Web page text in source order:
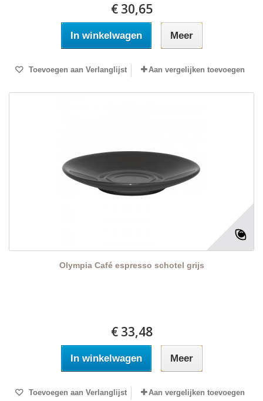
€ 30,65
In winkelwagen Meer
Toevoegen aan Verlanglijst Aan vergelijken toevoegen
Olympia Café espresso schotel grijs
€ 33,48
In winkelwagen Meer
Toevoegen aan Verlanglijst Aan vergelijken toevoegen